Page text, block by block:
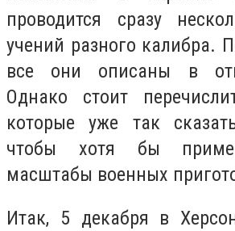
проводится сразу
учений разного калибра.
все они описаны в
Однако стоит
которые уже так
чтобы хотя бы
масштабы военных
Итак, 5 декабря в